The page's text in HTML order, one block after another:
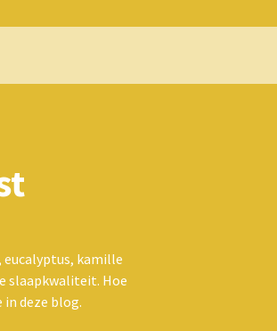
eucalyptus, kamille
slaapkwaliteit. Hoe
deze blog.